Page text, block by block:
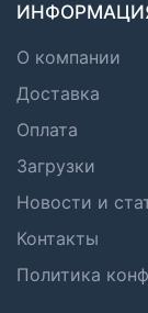
О компании
Доставка
Оплата
Загрузки
Новости и
Контакты
Политика